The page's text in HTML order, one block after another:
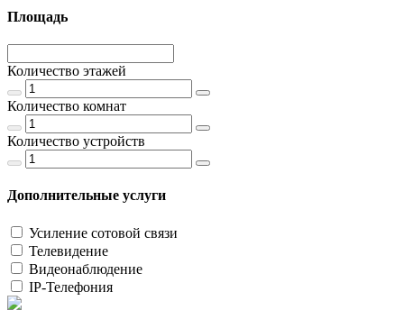
Площадь
Количество этажей
Количество комнат
Количество устройств
Дополнительные услуги
Усиление сотовой связи
Телевидение
Видеонаблюдение
IP-Телефония